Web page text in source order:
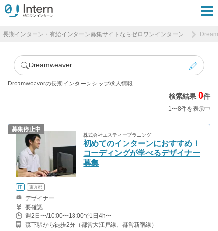
長期インターン・有給インターン募集サイトならゼロワンインターン
Dreamweaver
Dreamweaverの長期インターンシップ求人情報
検索結果0件
1〜8件を表示中
募集停止中
株式会社エスティープラニング
初めてのインターンにおすすめ！
コーディングが学べるデザイナー
募集
IT 東京都
デザイナー
要確認
週2日〜/10:00〜18:00で1日4h〜
森下駅から徒歩2分（都営大江戸線、都営新宿線）